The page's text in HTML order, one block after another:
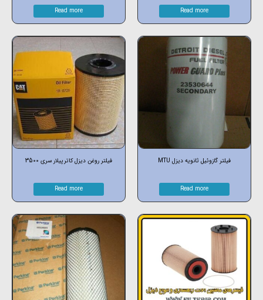
Read more
Read more
فیلتر گازوئیل ثانویه دیزل MTU
Read more
فیلتر روغن دیزل کاترپیلار سری 3500
Read more